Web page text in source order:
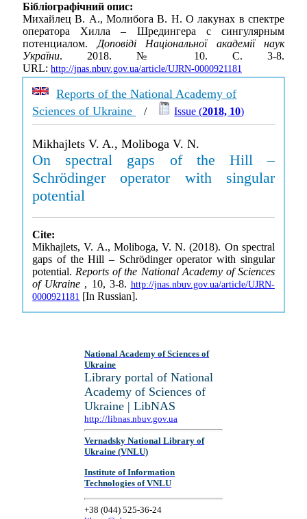
Бібліографічний опис:
Михайлец В. А., Молибога В. Н. О лакунах в спектре
оператора Хилла – Шредингера с сингулярным
потенциалом.Доповіді Національної академії наук
України. 2018. № 10. С. 3-8.
URL: http://jnas.nbuv.gov.ua/article/UJRN-0000921181
Reports of the National Academy of
Sciences of Ukraine
/ Issue (2018, 10)
Mikhajlets V. A., Moliboga V. N.
On spectral gaps of the Hill –
Schrödinger operator with singular
potential
Cite:
Mikhajlets, V. A., Moliboga, V. N. (2018). On spectral
gaps of the Hill – Schrödinger operator with singular
potential. Reports of the National Academy of Sciences
of Ukraine , 10, 3-8. http://jnas.nbuv.gov.ua/article/UJRN-
0000921181 [In Russian].
National Academy of Sciences of
Ukraine
Library portal of National
Academy of Sciences of
Ukraine | LibNAS
http://libnas.nbuv.gov.ua
Vernadsky National Library of
Ukraine (VNLU)
Institute of Information
Technologies of VNLU
+38 (044) 525-36-24